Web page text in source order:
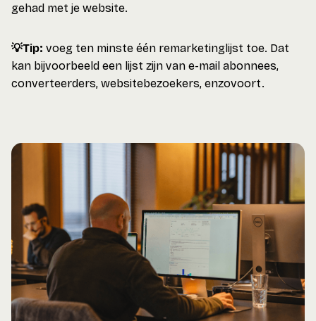
gehad met je website.
💡Tip: voeg ten minste één remarketinglijst toe. Dat
kan bijvoorbeeld een lijst zijn van e-mail abonnees,
converteerders, websitebezoekers, enzovoort.